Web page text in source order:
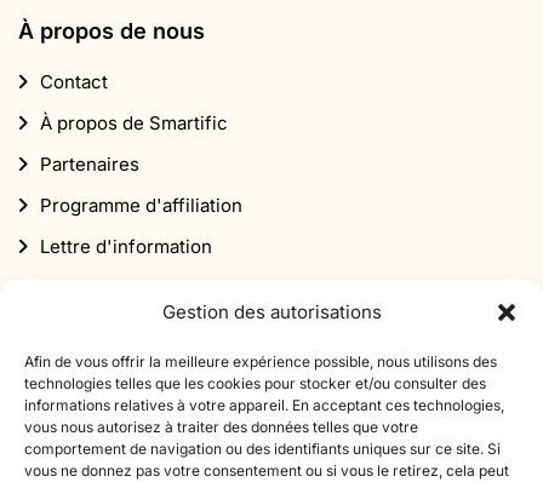
Gestion des autorisations
Afin de vous offrir la meilleure expérience possible, nous utilisons des
technologies telles que les cookies pour stocker et/ou consulter des
informations relatives à votre appareil. En acceptant ces technologies,
vous nous autorisez à traiter des données telles que votre
comportement de navigation ou des identifiants uniques sur ce site. Si
vous ne donnez pas votre consentement ou si vous le retirez, cela peut
À propos de nous
Contact
À propos de Smartific
Partenaires
Programme d'affiliation
Lettre d'information
Abonnez-vous à notre newsletter